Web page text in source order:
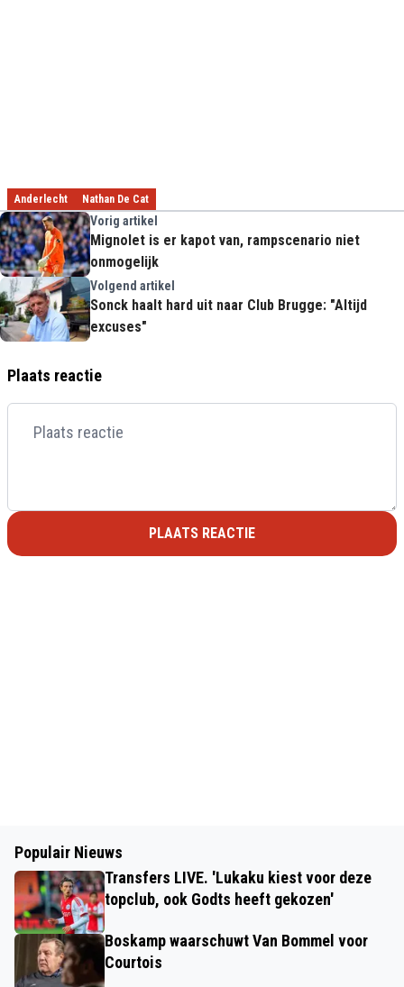
Anderlecht Nathan De Cat
Vorig artikel
Mignolet is er kapot van, rampscenario niet
onmogelijk
Volgend artikel
Sonck haalt hard uit naar Club Brugge: "Altijd
excuses"
Plaats reactie
PLAATS REACTIE
Populair Nieuws
Transfers LIVE. 'Lukaku kiest voor deze
topclub, ook Godts heeft gekozen'
Boskamp waarschuwt Van Bommel voor
Courtois